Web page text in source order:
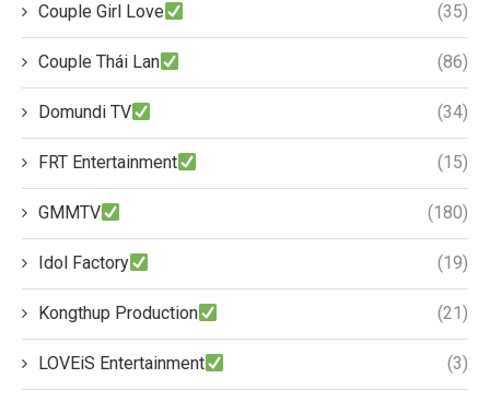
Couple Girl Love (35)
Couple Thái Lan (86)
Domundi TV (34)
FRT Entertainment (15)
GMMTV (180)
Idol Factory (19)
Kongthup Production (21)
LOVEiS Entertainment (3)